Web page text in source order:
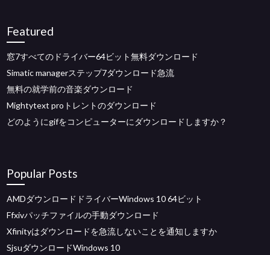
Featured
窓7すべてのドライバー64ビット無料ダウンロード
Simatic managerステップ7ダウンロード急流
無料の就学前の音楽ダウンロード
Mightytext proトレントのダウンロード
どのようにgif​​をコンピューターにダウンロードしますか？
Popular Posts
AMDダウンロードドライバーWindows 10 64ビット
Ffxivパッチファイルの手動ダウンロード
Xfinityはダウンロードを急流しないことを通知しますか
SjsuダウンロードWindows 10